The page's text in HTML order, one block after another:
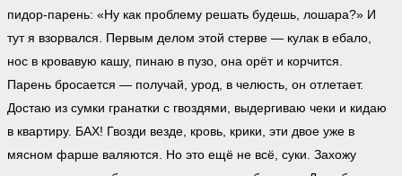
пидор-парень: «Ну как проблему решать будешь, лошара?» И
тут я взорвался. Первым делом этой стерве — кулак в ебало,
нос в кровавую кашу, пинаю в пузо, она орёт и корчится.
Парень бросается — получай, урод, в челюсть, он отлетает.
Достаю из сумки гранатки с гвоздями, выдергиваю чеки и кидаю
в квартиру. БАХ! Гвозди везде, кровь, крики, эти двое уже в
мясном фарше валяются. Но это ещё не всё, суки. Захожу